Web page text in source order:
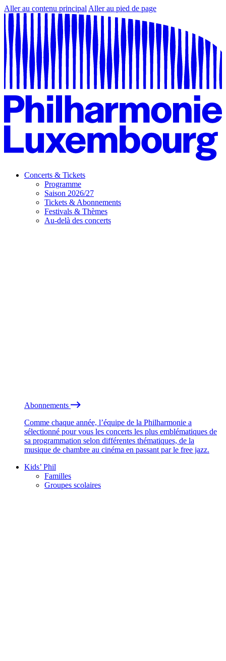
Aller au contenu principal Aller au pied de page
Concerts & Tickets
Programme
Saison 2026/27
Tickets & Abonnements
Festivals & Thèmes
Au-delà des concerts
Abonnements
Comme chaque année, l’équipe de la Philharmonie a
sélectionné pour vous les concerts les plus emblématiques de
sa programmation selon différentes thématiques, de la
musique de chambre au cinéma en passant par le free jazz.
Kids’ Phil
Familles
Groupes scolaires